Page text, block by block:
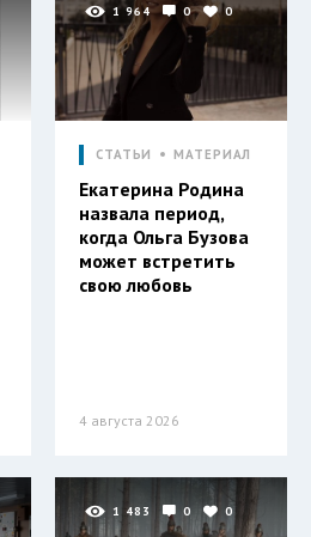
1 964 0 0
СТАТЬИ МАТЕРИАЛ
Екатерина Родина
назвала период,
когда Ольга Бузова
может встретить
свою любовь
4 августа 2026
1 483 0 0